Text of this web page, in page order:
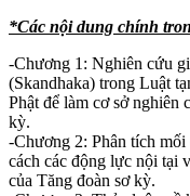
*Các nội dung chính
-Chương 1: Nghiên cứu
(Skandhaka) trong Luật
Phật để làm cơ sở nghiên
kỳ.
-Chương 2: Phân tích
cách các động lực nội tại
của Tăng đoàn sơ kỳ.